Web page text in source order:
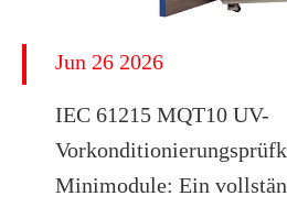
Jun 26 2026
IEC 61215 MQT10 UV-
Minimodule: Ein